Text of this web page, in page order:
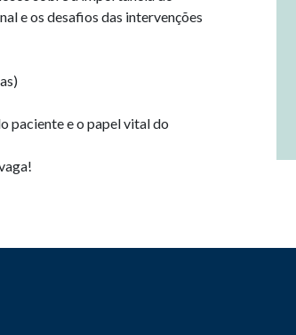
e os desafios das intervenções
paciente e o papel vital do